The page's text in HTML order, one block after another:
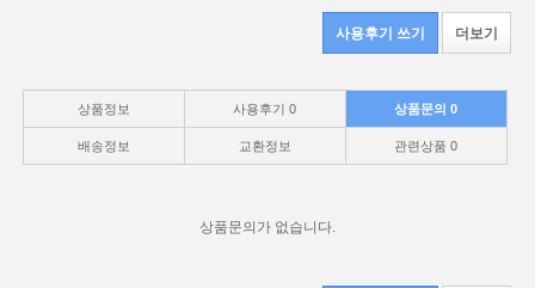
사용후기 쓰기 더보기
상품정보 사용후기0 상품문의0
배송정보 교환정보 관련상품0
상품문의가 없습니다.